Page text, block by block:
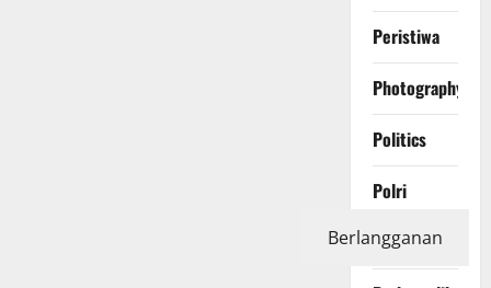
Peristiwa
Photography
Politics
Polri
Pontianak
Berlangganan